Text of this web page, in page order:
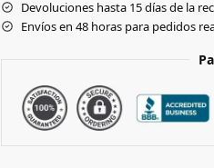
SKY
Devoluciones hasta 15 días de la
Envíos en 48 horas para pedidos